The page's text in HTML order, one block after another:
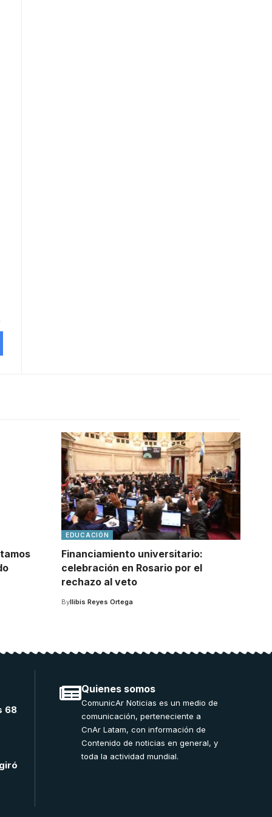
EDUCACIÓN
Financiamiento universitario:
celebración en Rosario por el
rechazo al veto
ByIlibis Reyes Ortega
68
Quienes somos
ComunicAr Noticias es un medio de
comunicación, perteneciente a
CnAr Latam, con información de
Contenido de noticias en general, y
toda la actividad mundial.